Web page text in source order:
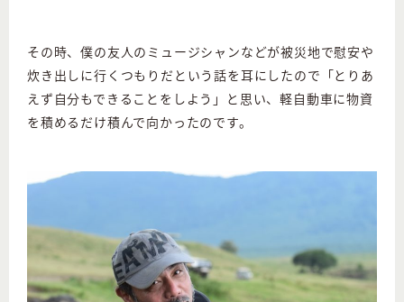
その時、僕の友人のミュージシャンなどが被災地で慰安や
炊き出しに行くつもりだという話を耳にしたので「とりあ
えず自分もできることをしよう」と思い、軽自動車に物資
を積めるだけ積んで向かったのです。